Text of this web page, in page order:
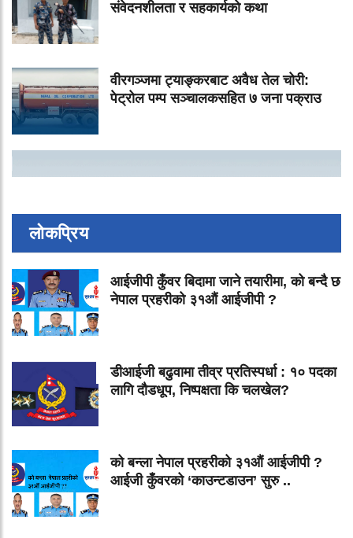
संवेदनशीलता र सहकार्यको कथा
वीरगञ्जमा ट्याङ्करबाट अवैध तेल चोरी:
पेट्रोल पम्प सञ्चालकसहित ७ जना पक्राउ
लोकप्रिय
आईजीपी कुँवर बिदामा जाने तयारीमा, को बन्दै छ
नेपाल प्रहरीको ३१औं आईजीपी ?
डीआईजी बढुवामा तीव्र प्रतिस्पर्धा : १० पदका
लागि दौडधूप, निष्पक्षता कि चलखेल?
को बन्ला नेपाल प्रहरीको ३१औं आईजीपी ?
आईजी कुँवरको ‘काउन्टडाउन’ सुरु ..